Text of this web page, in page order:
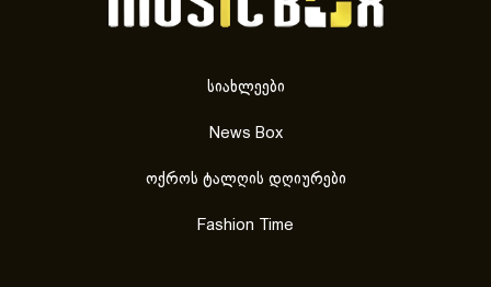
სიახლეები
News Box
ოქროს ტალღის დღიურები
Fashion Time